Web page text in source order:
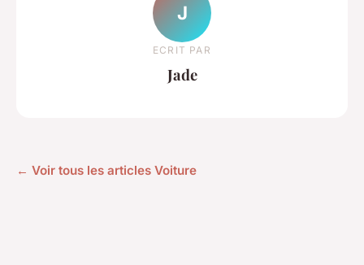
J
ECRIT PAR
Jade
← Voir tous les articles Voiture